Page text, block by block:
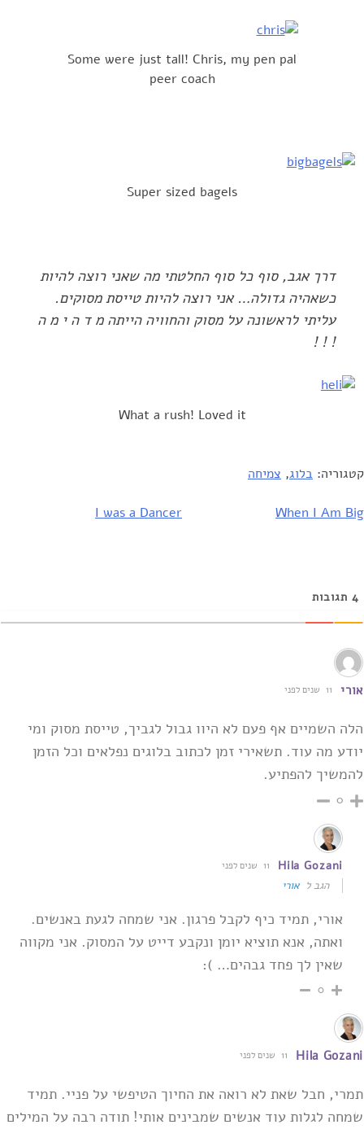
Some were just tall! Chris, my pen pal
peer coach
Super sized bagels
דרך אגב, סוף כל סוף החלטתי מה שאני רוצה להיות
כשאהיה גדולה… אני רוצה להיות טייסת מסוקים.
‏עליתי לראשונה על מסוק והחוויה הייתה מ ד ה י מ ה
! ! !‏
What a rush! Loved it
קטגוריה: בלוג, צמיחה
ניווט I was a Dancer When I Am Big
4 תגובות
אורי 11 שנים לפני
הלה השמיים אף פעם לא היוו גבול לגביך, טייסת מסוק ומי
יודע מה עוד. תשאירי זמן לכתוב בלוגים נפלאים וכל הזמן
להמשיך להפתיע.
0
Hila Gozani 11 שנים לפני
הגב לאורי
אורי, תמיד כיף לקבל פרגון. אני שמחה לגעת באנשים.
ואתה, אנא תוציא יומן ונקבע דייט על המסוק. אני מקווה
שאין לך פחד גבהים… ):
0
Hila Gozani 11 שנים לפני
תמרי, חבל שאת לא רואה את החיוך הטיפשי על פניי. תמיד
שמחה לגלות עוד אנשים שמבינים אותי! ‏תודה רבה על המילים